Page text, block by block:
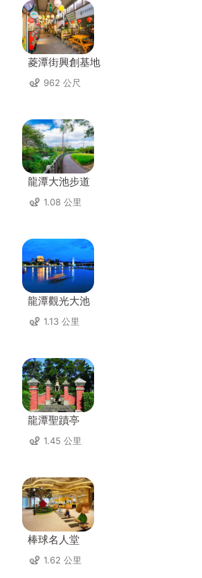
菱潭街興創基地
962 公尺
龍潭大池步道
1.08 公里
龍潭觀光大池
1.13 公里
龍潭聖蹟亭
1.45 公里
棒球名人堂
1.62 公里